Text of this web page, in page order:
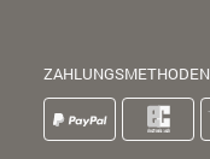
ZAHLUNGSMETHODEN